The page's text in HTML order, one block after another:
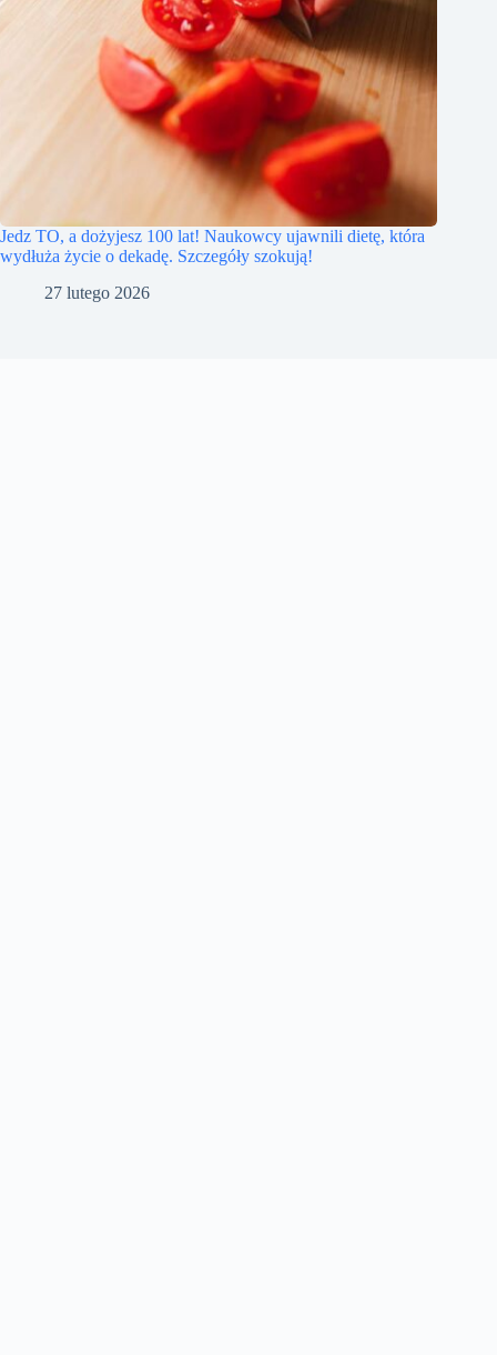
Jedz TO, a dożyjesz 100 lat! Naukowcy ujawnili dietę, która
wydłuża życie o dekadę. Szczegóły szokują!
27 lutego 2026